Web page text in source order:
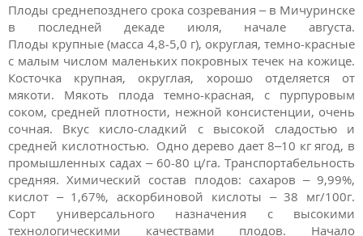
Плоды среднепозднего срока созревания – в Мичуринске
в последней декаде июля, начале августа.
Плоды крупные (масса 4,8-5,0 г), округлая, темно-красные
с малым числом маленьких покровных течек на кожице.
Косточка крупная, округлая, хорошо отделяется от
мякоти. Мякоть плода темно-красная, с пурпуровым
соком, средней плот­ности, нежной консистенции, очень
сочная. Вкус кисло-сладкий с высокой сладостью и
средней кис­лотностью. Одно дерево дает 8–10 кг ягод, в
промышленных садах – 60-80 ц/га. Транспортабельность
средняя. Химический состав плодов: сахаров – 9,99%,
кислот – 1,67%, аскорбиновой кислоты – 38 мг/100г.
Сорт универсального назначения с высокими
технологическими качествами плодов. Начало